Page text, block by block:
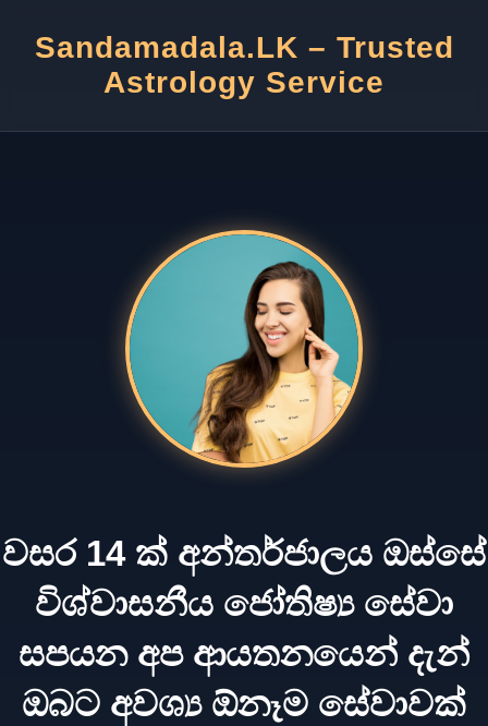
Sandamadala.LK – Trusted
Astrology Service
වසර 14 ක් අන්තර්ජාලය ඔස්සේ
විශ්වාසනීය ජෝතිෂ්‍ය සේවා
සපයන අප ආයතනයෙන් දැන්
ඔබට අවශ්‍ය ඕනෑම සේවාවක්